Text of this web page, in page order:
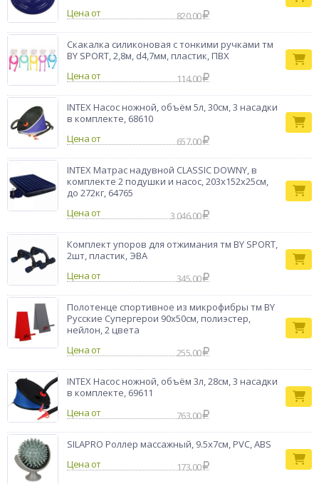
Цена от
820.00
Скакалка силиконовая с тонкими ручками тм
BY SPORT, 2,8м, d4,7мм, пластик, ПВХ
Цена от
114.00
INTEX Насос ножной, объём 5л, 30см, 3 насадки
в комплекте, 68610
Цена от
657.00
INTEX Матрас надувной CLASSIC DOWNY, в
комплекте 2 подушки и насос, 203x152x25см,
до 272кг, 64765
Цена от
3 046.00
Комплект упоров для отжимания тм BY SPORT,
2шт, пластик, ЭВА
Цена от
345.00
Полотенце спортивное из микрофибры тм BY
Русские Супергерои 90х50см, полиэстер,
нейлон, 2 цвета
Цена от
255.00
INTEX Насос ножной, объём 3л, 28см, 3 насадки
в комплекте, 69611
Цена от
763.00
SILAPRO Роллер массажный, 9.5х7см, PVC, ABS
Цена от
173.00